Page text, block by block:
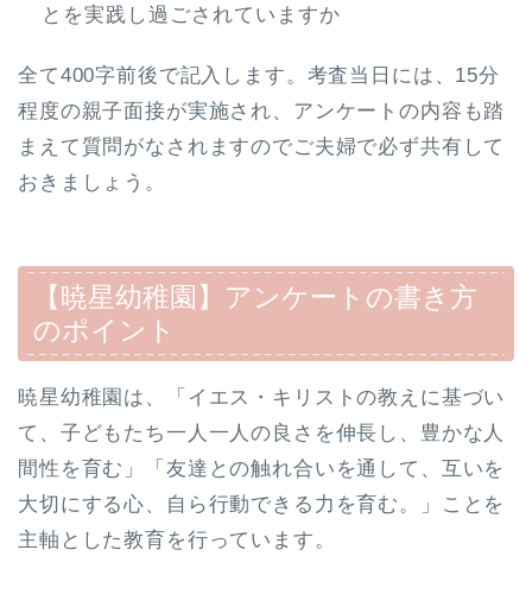
とを実践し過ごされていますか
全て400字前後で記入します。考査当日には、15分
程度の親子面接が実施され、アンケートの内容も踏
まえて質問がなされますのでご夫婦で必ず共有して
おきましょう。
【暁星幼稚園】アンケートの書き方
のポイント
暁星幼稚園は、「イエス・キリストの教えに基づい
て、子どもたち一人一人の良さを伸長し、豊かな人
間性を育む」「友達との触れ合いを通して、互いを
大切にする心、自ら行動できる力を育む。」ことを
主軸とした教育を行っています。